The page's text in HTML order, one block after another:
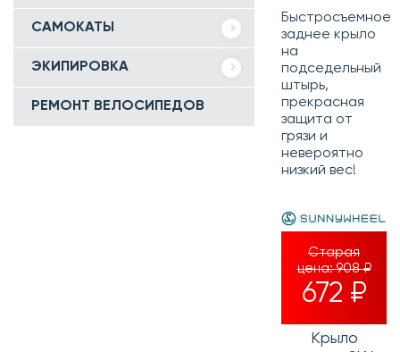
САМОКАТЫ
ЭКИПИРОВКА
РЕМОНТ ВЕЛОСИПЕДОВ
Быстросъемное
заднее крыло
на
подседельный
штырь,
прекрасная
защита от
грязи и
невероятно
низкий вес!
Старая
цена:908 ₽
672 ₽
Крыло